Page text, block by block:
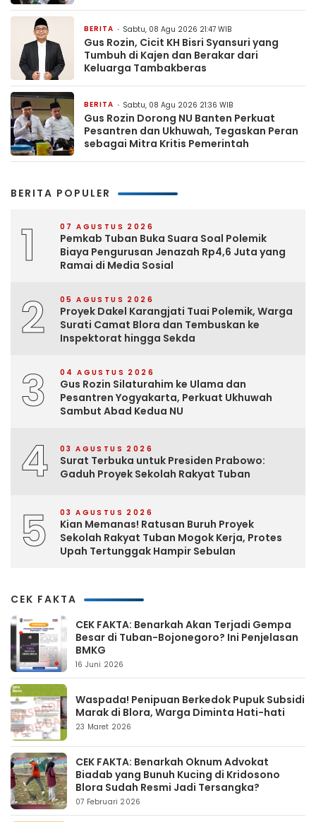
BERITA Sabtu, 08 Agu 2026 21:47 WIB
Gus Rozin, Cicit KH Bisri Syansuri yang
Tumbuh di Kajen dan Berakar dari
Keluarga Tambakberas
BERITA Sabtu, 08 Agu 2026 21:36 WIB
Gus Rozin Dorong NU Banten Perkuat
Pesantren dan Ukhuwah, Tegaskan Peran
sebagai Mitra Kritis Pemerintah
BERITA POPULER
1 07 AGUSTUS 2026
Pemkab Tuban Buka Suara Soal Polemik
Biaya Pengurusan Jenazah Rp4,6 Juta yang
Ramai di Media Sosial
2 05 AGUSTUS 2026
Proyek Dakel Karangjati Tuai Polemik, Warga
Surati Camat Blora dan Tembuskan ke
Inspektorat hingga Sekda
3 04 AGUSTUS 2026
Gus Rozin Silaturahim ke Ulama dan
Pesantren Yogyakarta, Perkuat Ukhuwah
Sambut Abad Kedua NU
4 03 AGUSTUS 2026
Surat Terbuka untuk Presiden Prabowo:
Gaduh Proyek Sekolah Rakyat Tuban
5 03 AGUSTUS 2026
Kian Memanas! Ratusan Buruh Proyek
Sekolah Rakyat Tuban Mogok Kerja, Protes
Upah Tertunggak Hampir Sebulan
CEK FAKTA
CEK FAKTA: Benarkah Akan Terjadi Gempa
Besar di Tuban-Bojonegoro? Ini Penjelasan
BMKG
16 Juni 2026
Waspada! Penipuan Berkedok Pupuk Subsidi
Marak di Blora, Warga Diminta Hati-hati
23 Maret 2026
CEK FAKTA: Benarkah Oknum Advokat
Biadab yang Bunuh Kucing di Kridosono
Blora Sudah Resmi Jadi Tersangka?
07 Februari 2026